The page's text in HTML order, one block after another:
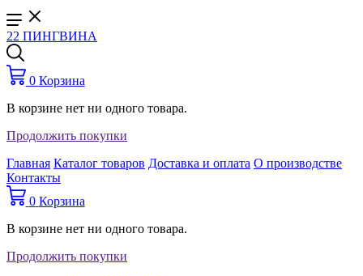
22 ПИНГВИНА
0 Корзина
В корзине нет ни одного товара.
Продолжить покупки
Главная Каталог товаров Доставка и оплата О производстве
Контакты
0 Корзина
В корзине нет ни одного товара.
Продолжить покупки